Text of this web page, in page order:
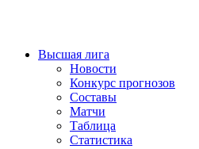
Высшая лига
Новости
Конкурс прогнозов
Составы
Матчи
Таблица
Статистика